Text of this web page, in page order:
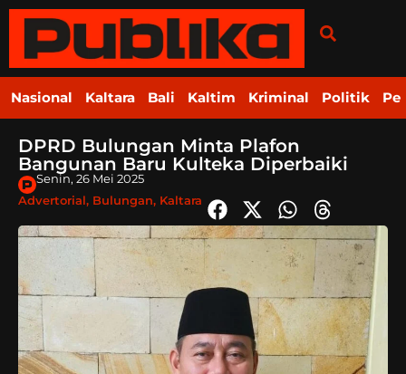
Nasional Kaltara Bali Kaltim Kriminal Politik
DPRD Bulungan Minta Plafon
Bangunan Baru Kulteka Diperbaiki
Senin, 26 Mei 2025
Advertorial, Bulungan, Kaltara